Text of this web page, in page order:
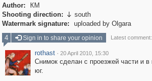
Author:
КМ
Shooting direction:  south
Watermark signature:
uploaded by Olgara
4
Sign in to share your opinion Latest
rothast · 20 April 2010, 15:30
Снимок сделан с проезжей части и
юг.